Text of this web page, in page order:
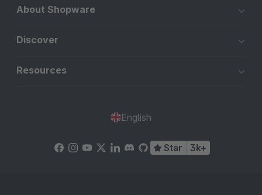
About Shopware
Discover
Resources
English
Star 3k+